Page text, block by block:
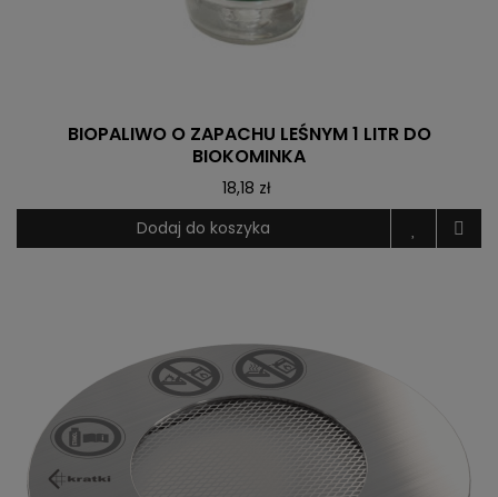
BIOPALIWO O ZAPACHU LEŚNYM 1 LITR DO
BIOKOMINKA
18,18 zł
Dodaj do koszyka